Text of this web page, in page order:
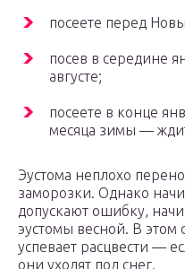
посеете перед
посев в середине
августе;
посеете в конце
месяца зимы —
Эустома неплохо
заморозки. Однако
допускают ошибку,
эустомы весной. В этом
успевает расцвести —
они уходят под снег.